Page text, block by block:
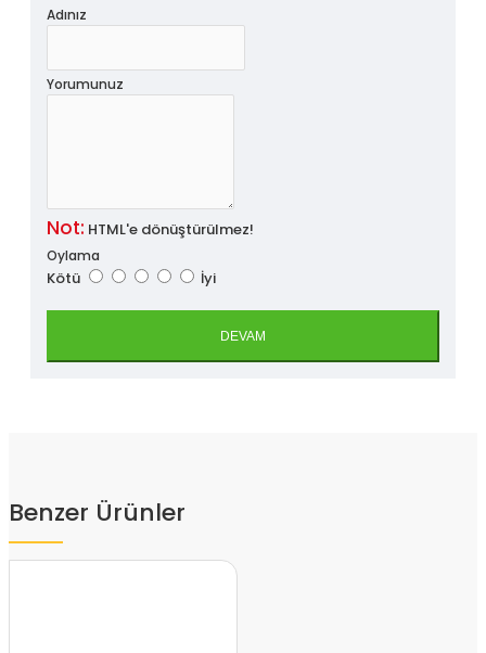
Adınız
Yorumunuz
Not: HTML'e dönüştürülmez!
Oylama
Kötü İyi
DEVAM
Benzer Ürünler